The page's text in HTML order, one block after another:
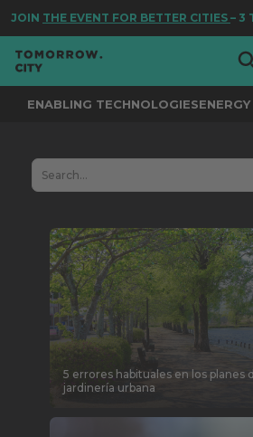
JOINTHE EVENT FOR BETTER CITIES– 3
ENABLING TECHNOLOGIES
5 errores habituales en los planes
jardinería urbana